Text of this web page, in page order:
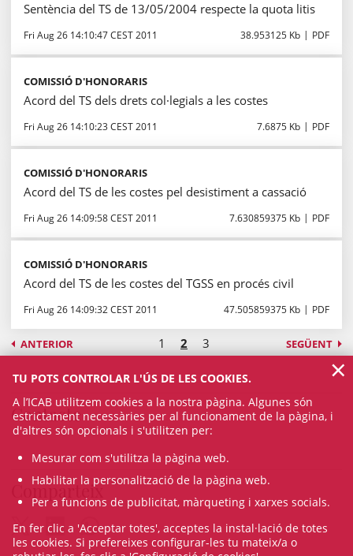
Sentència del TS de 13/05/2004 respecte la quota litis
Fri Aug 26 14:10:47 CEST 2011 38.953125 Kb PDF
COMISSIÓ D'HONORARIS
Acord del TS dels drets col·legials a les costes
Fri Aug 26 14:10:23 CEST 2011 7.6875 Kb PDF
COMISSIÓ D'HONORARIS
Acord del TS de les costes pel desistiment a cassació
Fri Aug 26 14:09:58 CEST 2011 7.630859375 Kb PDF
COMISSIÓ D'HONORARIS
Acord del TS de les costes del TGSS en procés civil
Fri Aug 26 14:09:32 CEST 2011 47.505859375 Kb PDF
ANTERIOR 1 2 3 SEGÜENT
Contacte
Comparteix
TU POTS CONTROLAR L'ÚS DE LES COOKIES.
A l’ICAB utilitzem cookies a la nostra pàgina. Algunes són
estrictament necessàries per al funcionament de la pàgina, i
d'altres són opcionals i s'utilitzen per:
Mesurar com s'utilitza la pàgina web.
Habilitar la personalització de la pàgina web.
Per a funcions de publicitat, màrqueting i xarxes socials.
En fer clic a 'Acceptar totes', acceptes la instal·lació de totes
les cookies. Si prefereixes configurar-les tu mateix/a o
×